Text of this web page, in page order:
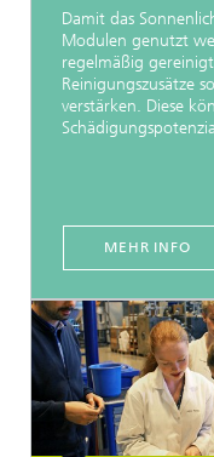
Damit das
Modulen genutzt
regelmäßig
Reinigungszusätze
verstärken. Diese
MEHR INFO